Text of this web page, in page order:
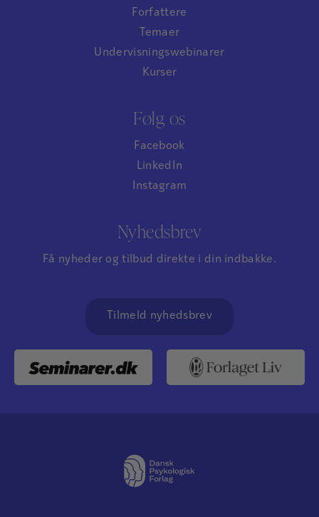
Forfattere
Temaer
Undervisningswebinarer
Kurser
Følg os
Facebook
LinkedIn
Instagram
Nyhedsbrev
Få nyheder og tilbud direkte i din indbakke.
Tilmeld nyhedsbrev